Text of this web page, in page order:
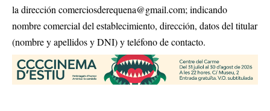
la dirección comerciosderequena@gmail.com; indicando
nombre comercial del establecimiento, dirección, datos del titular
(nombre y apellidos y DNI) y teléfono de contacto.